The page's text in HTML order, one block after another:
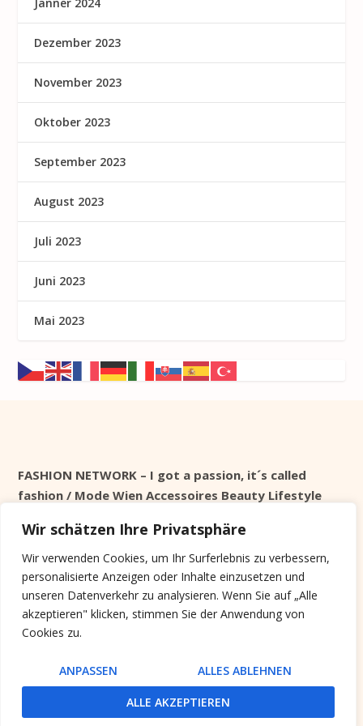
Wir schätzen Ihre Privatsphäre
Wir verwenden Cookies, um Ihr Surferlebnis zu verbessern,
personalisierte Anzeigen oder Inhalte einzusetzen und
unseren Datenverkehr zu analysieren. Wenn Sie auf „Alle
akzeptieren" klicken, stimmen Sie der Anwendung von
Cookies zu.
ANPASSEN ALLES ABLEHNEN
ALLE AKZEPTIEREN
Dezember 2023
November 2023
Oktober 2023
September 2023
August 2023
Juli 2023
Juni 2023
Mai 2023
FASHION NETWORK – I got a passion, it´s called
fashion / Mode Wien Accessoires Beauty Lifestyle
Seit 1998 online
Cookie Info
Diese Website verwendet keine Tracking Cookies,
sondern nur Systemrelevante, die nach der Session